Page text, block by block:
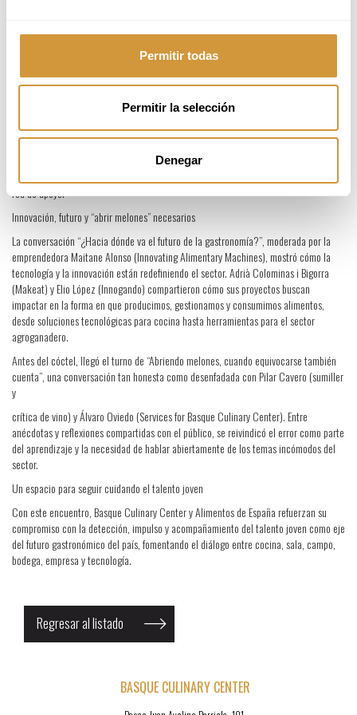
Permitir todas
Permitir la selección
Denegar
conectar con una nueva generación de comensales, equipos y comunidades. Adrián
Abella (Caleña, Ávila), Aitor Sua (Tresdè, Madrid) y Joana Pedret (RRHH, Celler de
Can Roca) compartieron estrategias para motivar, atraer y retener talento joven, así
como para crear proyectos donde la cultura de equipo sea un valor central.
Más adelante, el diálogo “El día que decidí emprender”, con Luis Fco. Callealta
(Petaca Chico, Cádiz), y Javier Ruiz Jurado (Malak, Jaén), moderado por la
consultora Marta Iglesias, puso sobre la mesa la cara menos idealizada del
red de apoyo.
Innovación, futuro y “abrir melones” necesarios
La conversación “¿Hacia dónde va el futuro de la gastronomía?”, moderada por la
emprendedora Maitane Alonso (Innovating Alimentary Machines), mostró cómo la
tecnología y la innovación están redefiniendo el sector. Adrià Colominas i Bigorra
(Makeat) y Elio López (Innogando) compartieron cómo sus proyectos buscan
impactar en la forma en que producimos, gestionamos y consumimos alimentos,
desde soluciones tecnológicas para cocina hasta herramientas para el sector
agroganadero.
Antes del cóctel, llegó el turno de “Abriendo melones, cuando equivocarse también
cuenta”, una conversación tan honesta como desenfadada con Pilar Cavero (sumiller
y
crítica de vino) y Álvaro Oviedo (Services for Basque Culinary Center). Entre
anécdotas y reflexiones compartidas con el público, se reivindicó el error como parte
del aprendizaje y la necesidad de hablar abiertamente de los temas incómodos del
sector.
Un espacio para seguir cuidando el talento joven
Con este encuentro, Basque Culinary Center y Alimentos de España refuerzan su
compromiso con la detección, impulso y acompañamiento del talento joven como eje
del futuro gastronómico del país, fomentando el diálogo entre cocina, sala, campo,
bodega, empresa y tecnología.
Regresar al listado
BASQUE CULINARY CENTER